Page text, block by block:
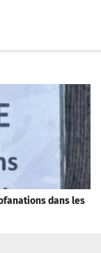
dans les